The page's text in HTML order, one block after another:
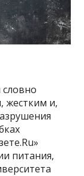
жестким и,
питания,